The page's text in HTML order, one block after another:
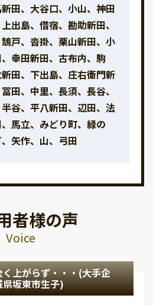
田、大谷口、小山、神田
出島、借宿、勘助新田、
戸、沓掛、栗山新田、小
幸田新田、古布内、駒
田、下出島、庄右衛門新
田、中里、長須、長谷、
谷、平八新田、辺田、法
馬立、みどり町、緑の
矢作、山、弓田
者様の声
Voice
上がらず・・・(大手企
坂東市生子)